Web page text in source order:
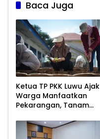
Baca Juga
Ketua TP PKK Luwu Ajak
Warga Manfaatkan
Pekarangan, Tanam
Stunting